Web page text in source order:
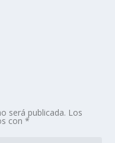
será publicada. Los
con*